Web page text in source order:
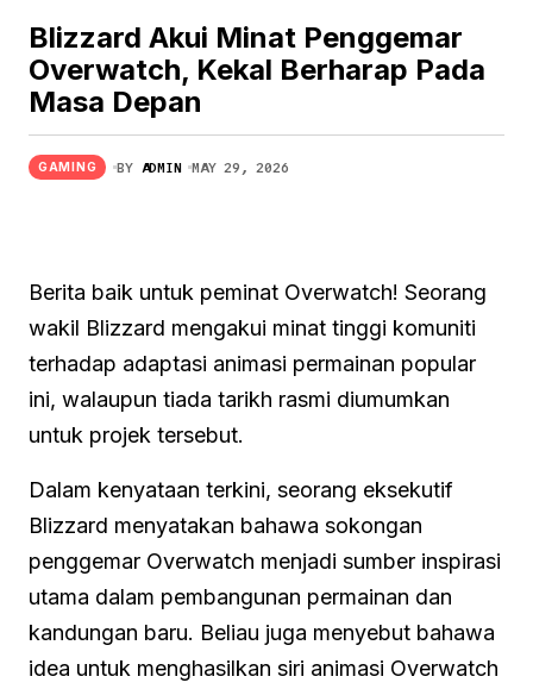
Blizzard Akui Minat Penggemar
Overwatch, Kekal Berharap Pada
Masa Depan
GAMING BY ADMIN MAY 29, 2026
Berita baik untuk peminat Overwatch! Seorang
wakil Blizzard mengakui minat tinggi komuniti
terhadap adaptasi animasi permainan popular
ini, walaupun tiada tarikh rasmi diumumkan
untuk projek tersebut.
Dalam kenyataan terkini, seorang eksekutif
Blizzard menyatakan bahawa sokongan
penggemar Overwatch menjadi sumber inspirasi
utama dalam pembangunan permainan dan
kandungan baru. Beliau juga menyebut bahawa
idea untuk menghasilkan siri animasi Overwatch